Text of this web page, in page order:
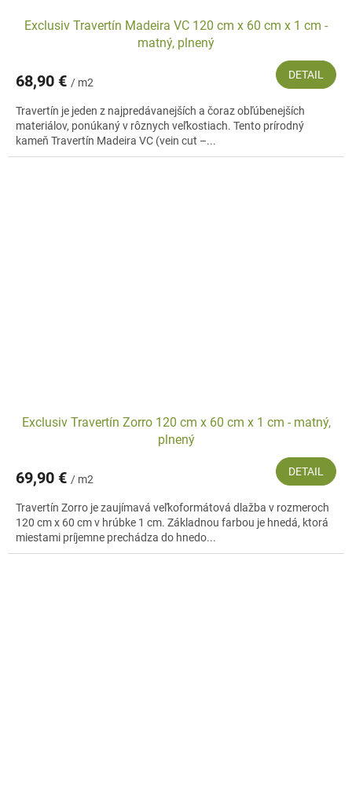
Exclusiv Travertín Madeira VC 120 cm x 60 cm x 1 cm -
matný, plnený
68,90 € / m2
DETAIL
Travertín je jeden z najpredávanejších a čoraz obľúbenejších
materiálov, ponúkaný v rôznych veľkostiach. Tento prírodný
kameň Travertín Madeira VC (vein cut –...
Exclusiv Travertín Zorro 120 cm x 60 cm x 1 cm - matný,
plnený
69,90 € / m2
DETAIL
Travertín Zorro je zaujímavá veľkoformátová dlažba v rozmeroch
120 cm x 60 cm v hrúbke 1 cm. Základnou farbou je hnedá, ktorá
miestami príjemne prechádza do hnedo...